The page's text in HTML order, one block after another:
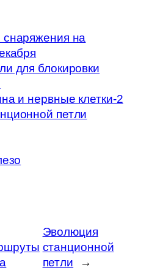
на
для блокировки
и нервные клетки-2
петли
Эволюция
станционной
петли
→